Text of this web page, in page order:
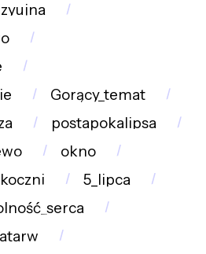
Gorący_temat
postapokalipsa
okno
5_lipca